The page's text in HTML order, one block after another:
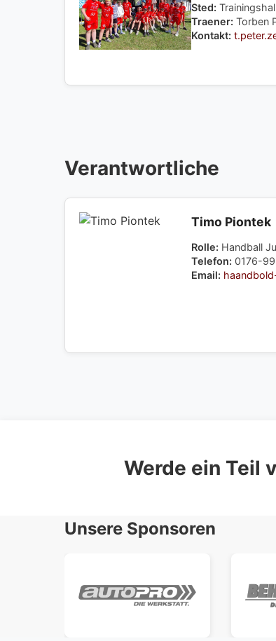
Sted:
Traener: Torben
Kontakt:
Verantwortliche
Timo Piontek
Rolle: Handball
Telefon: 0176-
Email:
Werde ein Teil
Unsere Sponsoren